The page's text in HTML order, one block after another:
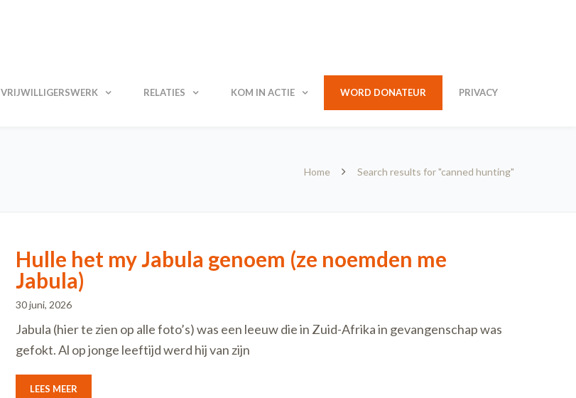
VRIJWILLIGERSWERK RELATIES KOM IN ACTIE WORD DONATEUR PRIVACY
Home Search results for "canned hunting"
Hulle het my Jabula genoem (ze noemden me
Jabula)
30 juni, 2026
Jabula (hier te zien op alle foto’s) was een leeuw die in Zuid-Afrika in gevangenschap was
gefokt. Al op jonge leeftijd werd hij van zijn
LEES MEER